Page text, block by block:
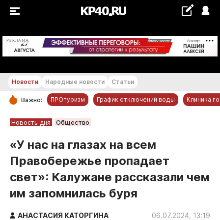
РЕКЛАМА +28...+29 °С
РУБРИКИ
Статьи
Народные новости
Авто и транспорт
Благоустройство
Новости Народные новости Статьи
Важно: ПРОтуризм График отключений воды Клиника
Новость дня Общество
«У нас на глазах на всем
Правобережье пропадает
свет»: Калужане рассказали чем
им запомнилась буря
АНАСТАСИЯ КАТОРГИНА 06.07.2024, 13:19